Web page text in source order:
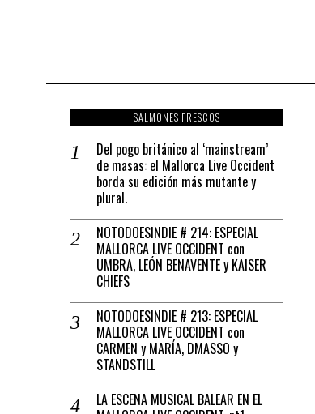
SALMONES FRESCOS
Del pogo británico al ‘mainstream’
de masas: el Mallorca Live Occident
borda su edición más mutante y
plural.
NOTODOESINDIE # 214: ESPECIAL
MALLORCA LIVE OCCIDENT con
UMBRA, LEÓN BENAVENTE y KAISER
CHIEFS
NOTODOESINDIE # 213: ESPECIAL
MALLORCA LIVE OCCIDENT con
CARMEN y MARÍA, DMASSO y
STANDSTILL
LA ESCENA MUSICAL BALEAR EN EL